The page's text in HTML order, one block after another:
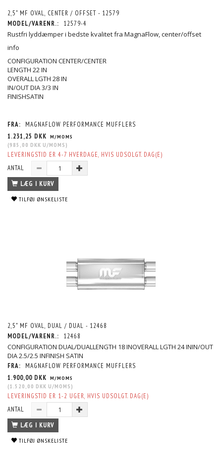
2,5" MF OVAL, CENTER / OFFSET - 12579
MODEL/VARENR.:
12579-4
Rustfri lyddæmper i bedste kvalitet fra MagnaFlow, center/offset
info
CONFIGURATION CENTER/CENTER
LENGTH 22 IN
OVERALL LGTH 28 IN
IN/OUT DIA 3/3 IN
FINISHSATIN
FRA:
MAGNAFLOW PERFORMANCE MUFFLERS
1.231,25 DKK M/MOMS
(985,00 DKK U/MOMS )
LEVERINGSTID ER 4-7 HVERDAGE, HVIS UDSOLGT. DAG(E)
ANTAL
LÆG I KURV
TILFØJ ØNSKELISTE
2,5" MF OVAL, DUAL / DUAL - 12468
MODEL/VARENR.:
12468
CONFIGURATION DUAL/DUALLENGTH 18 INOVERALL LGTH 24 ININ/OUT
DIA 2.5/2.5 INFINISH SATIN
FRA:
MAGNAFLOW PERFORMANCE MUFFLERS
1.900,00 DKK M/MOMS
(1.520,00 DKK U/MOMS )
LEVERINGSTID ER 1-2 UGER, HVIS UDSOLGT. DAG(E)
ANTAL
LÆG I KURV
TILFØJ ØNSKELISTE